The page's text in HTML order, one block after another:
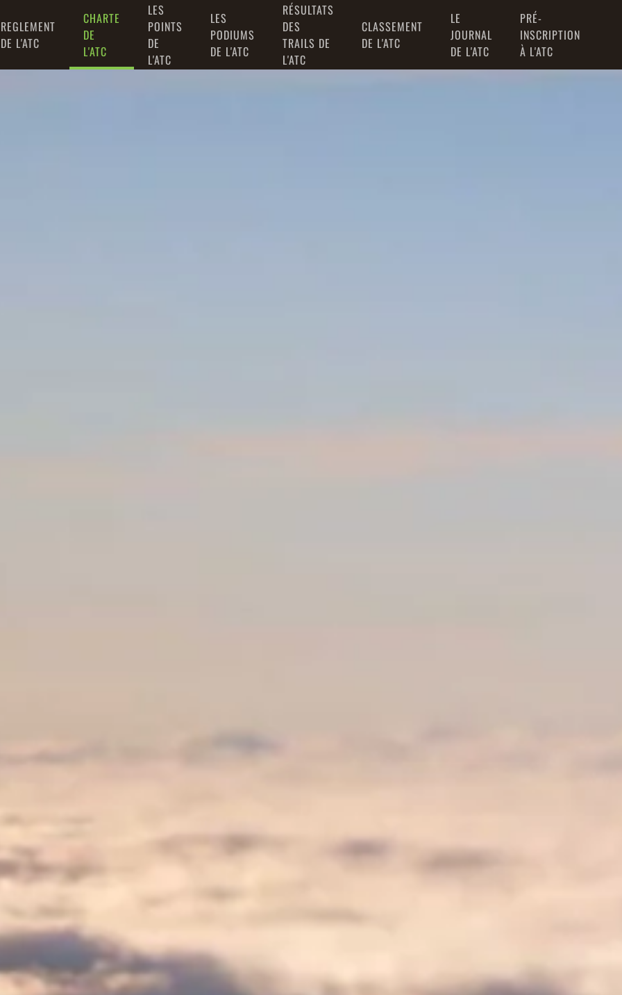
REGLEMENT
DE L'ATC
CHARTE
DE
L'ATC
LES
POINTS
DE
L'ATC
LES
PODIUMS
DE L'ATC
RÉSULTATS
DES
TRAILS DE
L'ATC
CLASSEMENT
DE L'ATC
LE
JOURNAL
DE L'ATC
PRÉ-
INSCRIPTION
À L'ATC